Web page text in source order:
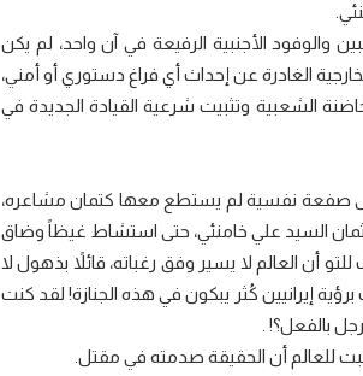
والوفود الأجنبية الرفيعة في آن واحد، لم يكن
الغادرة عن إحداث أي فراغ دستوري أو أمني،
الشعبية وتثبيت شرعية القيادة الجديدة في
صفعة نفسية لم يستطع معها كتمان مشاعره،
السيد علي خامنئي، حتى استشاط غيظاً وضاق
العالم لا يسير وفق رغباته، قائلاً بذهول لا
إيرانيين كُثر يبكون في هذه الجنازة! لقد كنت
بالفعل؟! .
للعالم أن الحقيقة صدمته في مقتل.